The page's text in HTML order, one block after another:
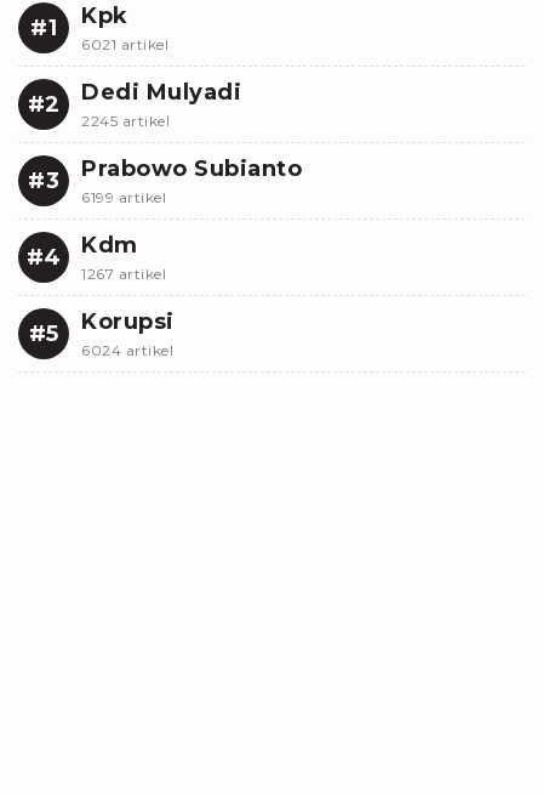
#1 Kpk
6021 artikel
#2 Dedi Mulyadi
2245 artikel
#3 Prabowo Subianto
6199 artikel
#4 Kdm
1267 artikel
#5 Korupsi
6024 artikel